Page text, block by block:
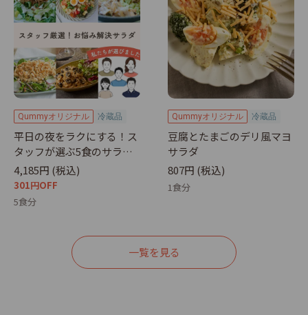
後までとなります。 ●作り方は画像をご参照くださ
い。 ●商品の改訂などにより、お手元の商品と当ホ
ームページでは記載内容が異なる場合があります。必
ずお手元の商品を確認してください。 ●お手元の商
品に印字されている消費期限をご確認ください。 ●
認ください。 ●掲載価格はあくまで目安です。最終
的な購入金額はカートをお確かめください。 ●レシ
ただけます。回答いただきますと、次回のお買い物に
お使いいただけるクーポンをプレゼントします。アン
すのでご了承ください。
Qummyオリジナル 冷蔵品
平日の夜をラクにする！ス
タッフが選ぶ5食のサラダ
セット
4,185円 (税込)
301円OFF
5食分
Qummyオリジナル 冷蔵品
豆腐とたまごのデリ風マヨ
サラダ
807円 (税込)
1食分
一覧を見る